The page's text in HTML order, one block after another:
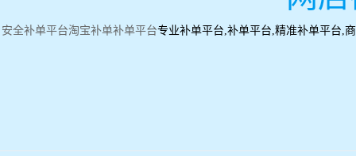
安全补单平台淘宝补单补单平台专业补单平台,补单平台,精准补单平台,